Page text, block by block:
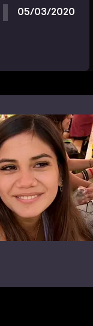
05/03/2020